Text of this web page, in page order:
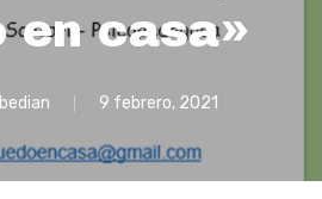
en casa»
9 febrero, 2021